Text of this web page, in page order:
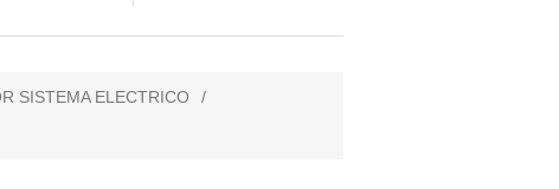
SISTEMA ELECTRICO
/